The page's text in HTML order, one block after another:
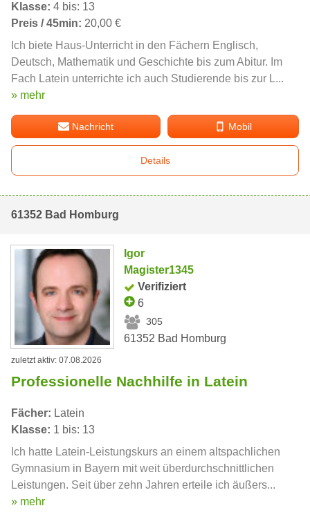
Klasse: 4 bis: 13
Preis / 45min: 20,00 €
Ich biete Haus-Unterricht in den Fächern Englisch,
Deutsch, Mathematik und Geschichte bis zum Abitur. Im
Fach Latein unterrichte ich auch Studierende bis zur L...
» mehr
Nachricht Mobil
Details
61352 Bad Homburg
Igor
Magister1345
Verifiziert
6
305
61352 Bad Homburg
zuletzt aktiv: 07.08.2026
Professionelle Nachhilfe in Latein
Fächer: Latein
Klasse: 1 bis: 13
Ich hatte Latein-Leistungskurs an einem altspachlichen
Gymnasium in Bayern mit weit überdurchschnittlichen
Leistungen. Seit über zehn Jahren erteile ich äußers...
» mehr